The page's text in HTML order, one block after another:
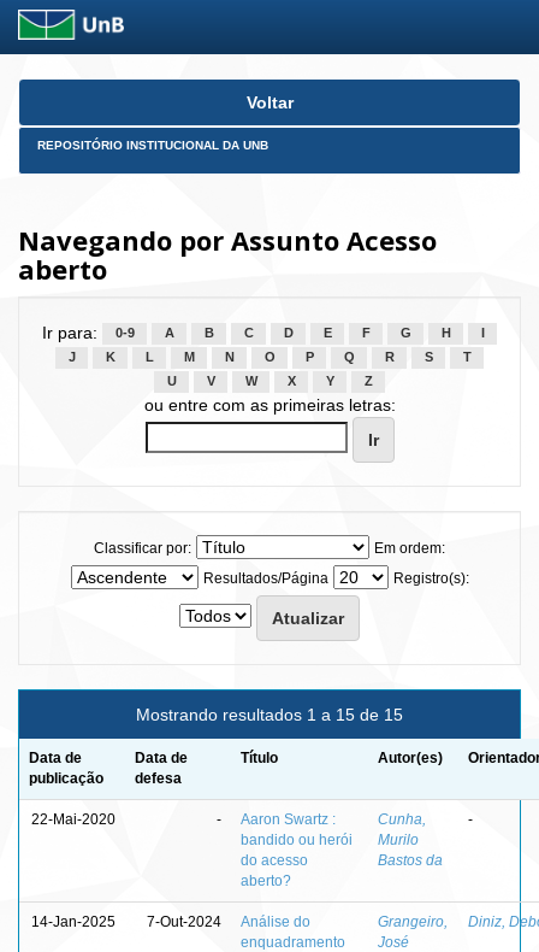
Skip
Voltar
REPOSITÓRIO INSTITUCIONAL DA UNB
Navegando por Assunto Acesso
aberto
Ir para: 0-9 A B C D E F G H
J
K L M N O P Q R S
T
U
V W X Y Z
ou entre com as primeiras letras:
Classificar por:
Em ordem:
Resultados/Página
Registro(s):
Mostrando resultados 1 a 15 de 15
Data de
publicação
Data de
defesa
Título Autor(es)
22-Mai-2020 -
Aaron Swartz :
bandido ou herói
do acesso
aberto?
Cunha,
Murilo
Bastos da
-
14-Jan-2025 7-Out-2024
Análise do
enquadramento
Grangeiro,
José
Diniz,